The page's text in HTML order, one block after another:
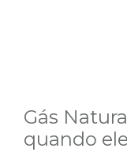
Gás
quando